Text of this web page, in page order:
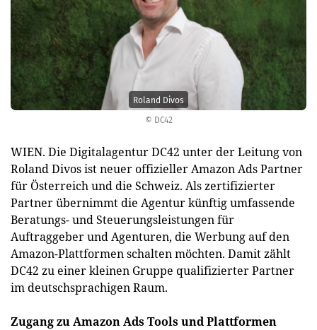
© DC42
Roland Divos
WIEN. Die Digitalagentur DC42 unter der Leitung von
Roland Divos ist neuer offizieller Amazon Ads Partner
für Österreich und die Schweiz. Als zertifizierter
Partner übernimmt die Agentur künftig umfassende
Beratungs- und Steuerungsleistungen für
Auftraggeber und Agenturen, die Werbung auf den
Amazon-Plattformen schalten möchten. Damit zählt
DC42 zu einer kleinen Gruppe qualifizierter Partner
im deutschsprachigen Raum.
Zugang zu Amazon Ads Tools und Plattformen